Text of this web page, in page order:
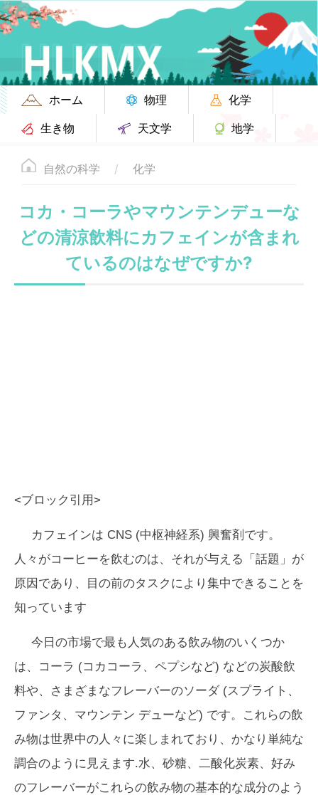
ホーム 物理
化学
生き物
天文学 地学
自然の科学 化学
コカ・コーラやマウンテンデューな
どの清涼飲料にカフェインが含まれ
ているのはなぜですか?
<ブロック引用>
カフェインは CNS (中枢神経系) 興奮剤です。
人々がコーヒーを飲むのは、それが与える「話題」が
原因であり、目の前のタスクにより集中できることを
知っています
今日の市場で最も人気のある飲み物のいくつか
は、コーラ (コカコーラ、ペプシなど) などの炭酸飲
料や、さまざまなフレーバーのソーダ (スプライト、
ファンタ、マウンテン デューなど) です。これらの飲
み物は世界中の人々に楽しまれており、かなり単純な
調合のように見えます.水、砂糖、二酸化炭素、好み
のフレーバーがこれらの飲み物の基本的な成分のよう